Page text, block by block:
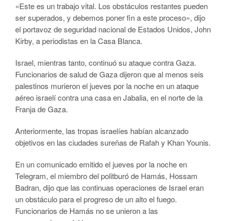
«Este es un trabajo vital. Los obstáculos restantes pueden
ser superados, y debemos poner fin a este proceso», dijo
el portavoz de seguridad nacional de Estados Unidos, John
Kirby, a periodistas en la Casa Blanca.
Israel, mientras tanto, continuó su ataque contra Gaza.
Funcionarios de salud de Gaza dijeron que al menos seis
palestinos murieron el jueves por la noche en un ataque
aéreo israelí contra una casa en Jabalia, en el norte de la
Franja de Gaza.
Anteriormente, las tropas israelíes habían alcanzado
objetivos en las ciudades sureñas de Rafah y Khan Younis.
En un comunicado emitido el jueves por la noche en
Telegram, el miembro del politburó de Hamás, Hossam
Badran, dijo que las continuas operaciones de Israel eran
un obstáculo para el progreso de un alto el fuego.
Funcionarios de Hamás no se unieron a las